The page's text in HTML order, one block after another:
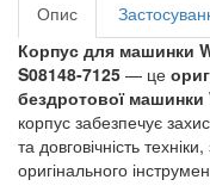
Опис
Корпус для машинки
S08148‑7125 — це
бездротової
корпус забезпечує
та довговічність
оригінального